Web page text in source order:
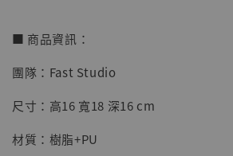
【店內現貨】七龍珠 系列蒐藏
明紀念款 [奇蹟工作室]
NT$ 5,580
■ 商品資訊：
團隊：Fast Studio
尺寸：高16 寬18 深16 cm
材質：樹脂+PU